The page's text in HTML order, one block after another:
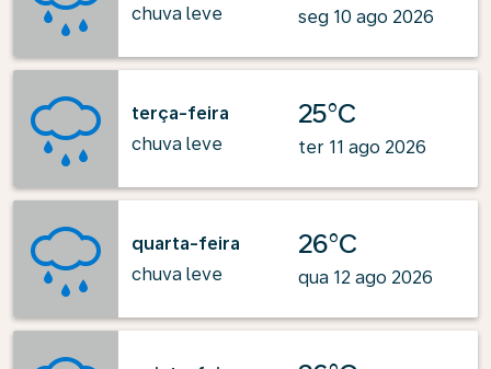
chuva leve
seg 10 ago 2026
terça-feira
chuva leve
25°C
ter 11 ago 2026
quarta-feira
chuva leve
26°C
qua 12 ago 2026